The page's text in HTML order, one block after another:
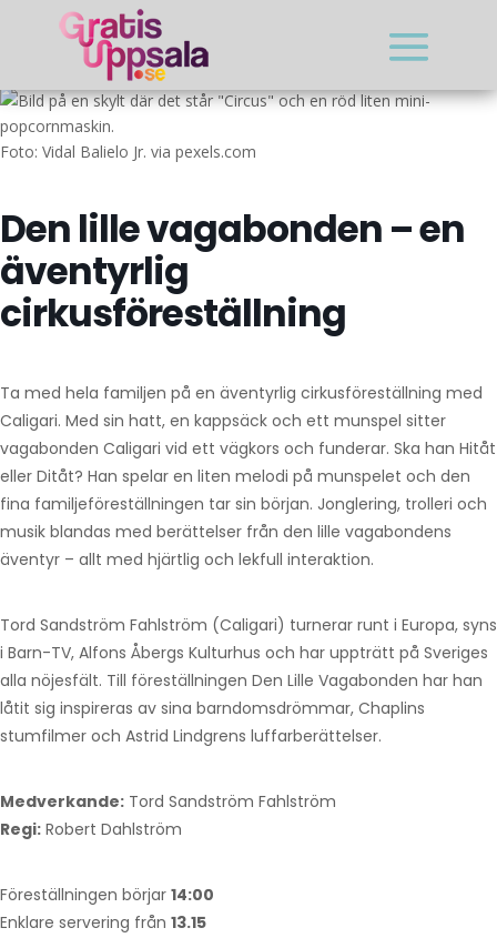
Foto: Vidal Balielo Jr. via pexels.com
Den lille vagabonden – en
äventyrlig
cirkusföreställning
Ta med hela familjen på en äventyrlig cirkusföreställning med
Caligari. Med sin hatt, en kappsäck och ett munspel sitter
vagabonden Caligari vid ett vägkors och funderar. Ska han Hitåt
eller Ditåt? Han spelar en liten melodi på munspelet och den
fina familjeföreställningen tar sin början. Jonglering, trolleri och
musik blandas med berättelser från den lille vagabondens
äventyr – allt med hjärtlig och lekfull interaktion.
Tord Sandström Fahlström (Caligari) turnerar runt i Europa, syns
i Barn-TV, Alfons Åbergs Kulturhus och har uppträtt på Sveriges
alla nöjesfält. Till föreställningen Den Lille Vagabonden har han
låtit sig inspireras av sina barndomsdrömmar, Chaplins
stumfilmer och Astrid Lindgrens luffarberättelser.
Medverkande: Tord Sandström Fahlström
Regi: Robert Dahlström
Föreställningen börjar 14:00
Enklare servering från 13.15